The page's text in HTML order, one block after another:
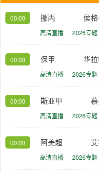
00:00 挪丙 侯
高清直播 2026专题
00:00 保甲 华
高清直播 2026专题
00:00 斯亚甲
高清直播 2026专题
00:00 阿美超
高清直播 2026专题